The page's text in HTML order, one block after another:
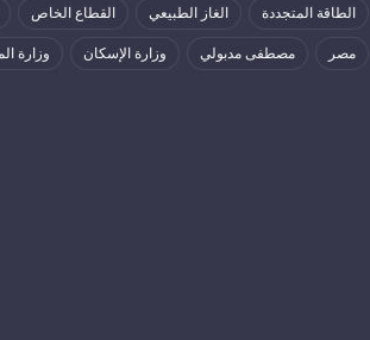
الطاقة المتجددة الغاز الطبيعي القطاع الخاص
مصر مصطفى مدبولي وزارة الإسكان وزارة